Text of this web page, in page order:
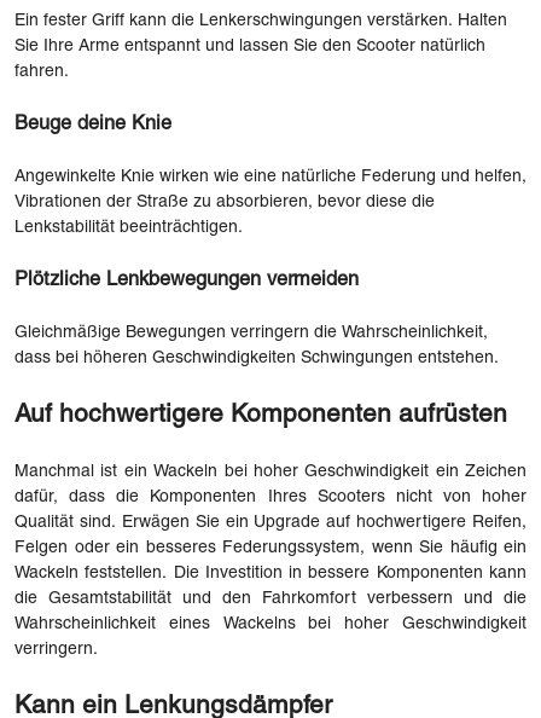
Ein fester Griff kann die Lenkerschwingungen verstärken. Halten
Sie Ihre Arme entspannt und lassen Sie den Scooter natürlich
fahren.
Beuge deine Knie
Angewinkelte Knie wirken wie eine natürliche Federung und helfen,
Vibrationen der Straße zu absorbieren, bevor diese die
Lenkstabilität beeinträchtigen.
Plötzliche Lenkbewegungen vermeiden
Gleichmäßige Bewegungen verringern die Wahrscheinlichkeit,
dass bei höheren Geschwindigkeiten Schwingungen entstehen.
Auf hochwertigere Komponenten aufrüsten
Manchmal ist ein Wackeln bei hoher Geschwindigkeit ein Zeichen
dafür, dass die Komponenten Ihres Scooters nicht von hoher
Qualität sind. Erwägen Sie ein Upgrade auf hochwertigere Reifen,
Felgen oder ein besseres Federungssystem, wenn Sie häufig ein
Wackeln feststellen. Die Investition in bessere Komponenten kann
die Gesamtstabilität und den Fahrkomfort verbessern und die
Wahrscheinlichkeit eines Wackelns bei hoher Geschwindigkeit
verringern.
Kann ein Lenkungsdämpfer